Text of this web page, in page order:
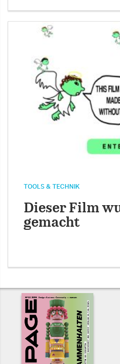
TOOLS & TECHNIK
Dieser Film
gemacht